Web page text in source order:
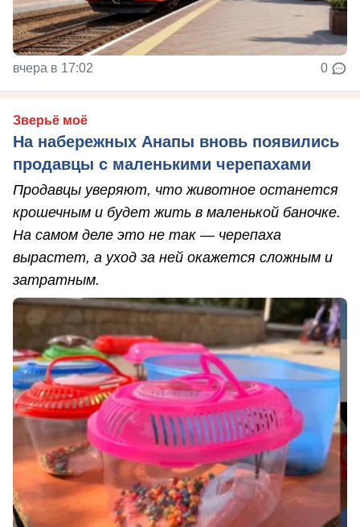
вчера в 17:02 0
Зверьё моё
На набережных Анапы вновь появились
продавцы с маленькими черепахами
Продавцы уверяют, что животное останется
крошечным и будет жить в маленькой баночке.
На самом деле это не так — черепаха
вырастет, а уход за ней окажется сложным и
затратным.